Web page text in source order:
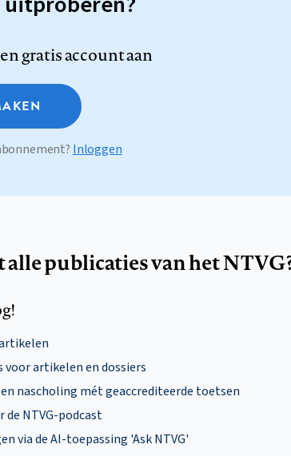
gratis account aan
Inloggen
publicaties van het
artikelen en dossiers
nascholing mét geaccrediteerde toetsen
NTVG-podcast
via de AI-toepassing 'Ask NTVG'